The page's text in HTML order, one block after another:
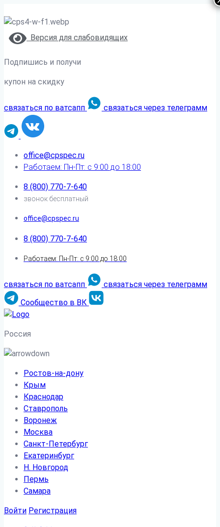
Версия для слабовидящих
Подпишись и получи
купон на скидку
связаться по ватсапп связаться через телеграмм
office@cpspec.ru
Работаем: Пн-Пт: с 9:00 до 18:00
8 (800) 770-7-640
звонок бесплатный
office@cpspec.ru
8 (800) 770-7-640
Работаем: Пн-Пт: с 9:00 до 18:00
связаться по ватсапп
связаться через телеграмм
Сообщество в ВК
Россия
Ростов-на-дону
Крым
Краснодар
Ставрополь
Воронеж
Москва
Санкт-Петербург
Екатеринбург
Н. Новгород
Пермь
Самара
Войти Регистрация